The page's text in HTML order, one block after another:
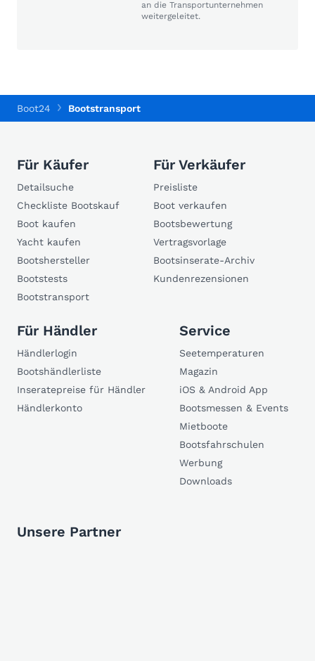
an die Transportunternehmen
weitergeleitet.
Boot24 Bootstransport
Für Käufer
Detailsuche
Checkliste Bootskauf
Boot kaufen
Yacht kaufen
Bootshersteller
Bootstests
Bootstransport
Für Verkäufer
Preisliste
Boot verkaufen
Bootsbewertung
Vertragsvorlage
Bootsinserate-Archiv
Kundenrezensionen
Für Händler
Händlerlogin
Bootshändlerliste
Inseratepreise für Händler
Händlerkonto
Service
Seetemperaturen
Magazin
iOS & Android App
Bootsmessen & Events
Mietboote
Bootsfahrschulen
Werbung
Downloads
Unsere Partner